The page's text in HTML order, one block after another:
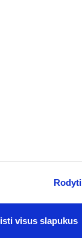
visus slapukus
pagerinti pastato